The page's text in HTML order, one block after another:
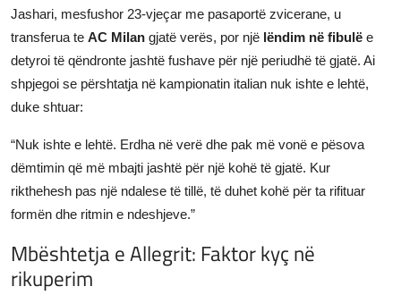
Jashari, mesfushor 23-vjeçar me pasaportë zvicerane, u
transferua te AC Milan gjatë verës, por një lëndim në fibulë e
detyroi të qëndronte jashtë fushave për një periudhë të gjatë. Ai
shpjegoi se përshtatja në kampionatin italian nuk ishte e lehtë,
duke shtuar:
“Nuk ishte e lehtë. Erdha në verë dhe pak më vonë e pësova
dëmtimin që më mbajti jashtë për një kohë të gjatë. Kur
rikthehesh pas një ndalese të tillë, të duhet kohë për ta rifituar
formën dhe ritmin e ndeshjeve.”
Mbështetja e Allegrit: Faktor kyç në
rikuperim